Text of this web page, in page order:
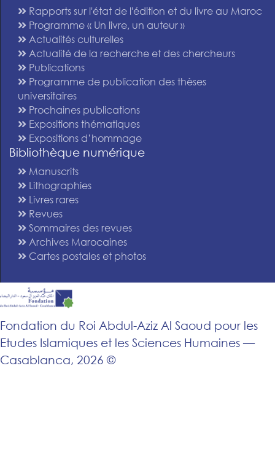
Rapports sur l'état de l'édition et du livre au Maroc
Programme « Un livre, un auteur »
Actualités culturelles
Actualité de la recherche et des chercheurs
Publications
Programme de publication des thèses
universitaires
Prochaines publications
Expositions thématiques
Expositions d’hommage
Bibliothèque numérique
Manuscrits
Lithographies
Livres rares
Revues
Sommaires des revues
Archives Marocaines
Cartes postales et photos
Fondation du Roi Abdul-Aziz Al Saoud pour les
Etudes Islamiques et les Sciences Humaines —
Casablanca, 2026 ©